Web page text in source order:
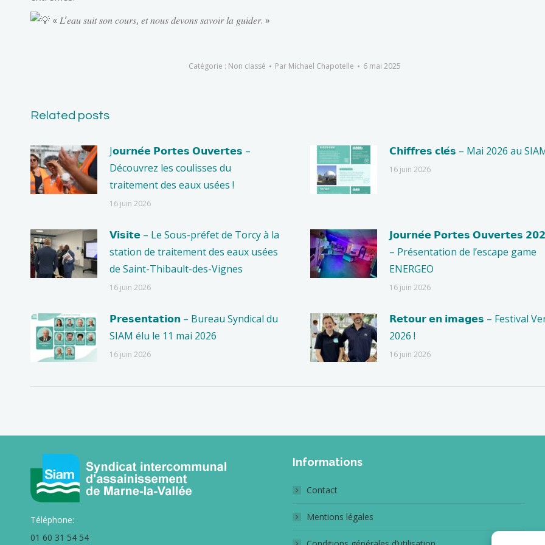
« 𝐿’𝑒𝑎𝑢 𝑠𝑢𝑖𝑡 𝑠𝑜𝑛 𝑐𝑜𝑢𝑟𝑠, 𝑒𝑡 𝑛𝑜𝑢𝑠 𝑑𝑒𝑣𝑜𝑛𝑠 𝑠𝑎𝑣𝑜𝑖𝑟 𝑙𝑎 𝑔𝑢𝑖𝑑𝑒𝑟. »
Catégorie : Non classé Par Michael Chapotelle 6 mai 2025
Related posts
J𝗼𝘂𝗿𝗻𝗲́𝗲 𝗣𝗼𝗿𝘁𝗲𝘀 𝗢𝘂𝘃𝗲𝗿𝘁𝗲𝘀 –
Découvrez les coulisses du
traitement des eaux usées !
16 juin 2026
𝗖𝗵𝗶𝗳𝗳𝗿𝗲𝘀 𝗰𝗹𝗲́𝘀 – Mai 2026 au
16 juin 2026
𝗩𝗶𝘀𝗶𝘁𝗲 – Le Sous-préfet de Torcy à la
station de traitement des eaux usées
de Saint-Thibault-des-Vignes
16 juin 2026
𝗝𝗼𝘂𝗿𝗻𝗲́𝗲 𝗣𝗼𝗿𝘁𝗲𝘀 𝗢𝘂𝘃𝗲𝗿𝘁𝗲𝘀
– Présentation de l’escape game
ENERGEO
16 juin 2026
𝗣𝗿𝗲𝘀𝗲𝗻𝘁𝗮𝘁𝗶𝗼𝗻 – Bureau Syndical du
SIAM élu le 11 mai 2026
16 juin 2026
𝗥𝗲𝘁𝗼𝘂𝗿 𝗲𝗻 𝗶𝗺𝗮𝗴𝗲𝘀 – Festival
2026 !
16 juin 2026
Téléphone:
01 60 31 54 54
Informations
Contact
Mentions légales